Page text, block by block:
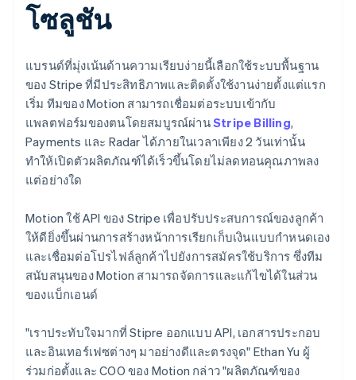
โซลูชัน
แบรนด์ที่มุ่งเน้นด้านความเรียบง่ายนี้เลือกใช้ระบบพื้นฐาน
ของ Stripe ที่มีประสิทธิภาพและติดตั้งใช้งานง่ายตั้งแต่แรก
เริ่ม ทีมของ Motion สามารถเชื่อมต่อระบบเข้ากับ
แพลตฟอร์มของตนโดยสมบูรณ์ผ่านStripe Billing,
Payments และ Radar ได้ภายในเวลาเพียง 2 วันเท่านั้น
ทำให้เปิดตัวผลิตภัณฑ์ได้เร็วขึ้นโดยไม่ลดทอนคุณภาพลง
แต่อย่างใด
Motion ใช้ API ของ Stripe เพื่อปรับประสบการณ์ของลูกค้า
ให้ดียิ่งขึ้นผ่านการสร้างหน้าการเรียกเก็บเงินแบบกำหนดเอง
และเชื่อมต่อโปรไฟล์ลูกค้าไปยังการสมัครใช้บริการ ซึ่งทีม
สนับสนุนของ Motion สามารถจัดการและแก้ไขได้ในส่วน
ของแบ็กเอนด์
"เราประทับใจมากที่ Stipre ออกแบบ API, เอกสารประกอบ
และอินเทอร์เฟซต่างๆ มาอย่างดีและตรงจุด" Ethan Yu ผู้
ร่วมก่อตั้งและ COO ของ Motion กล่าว "ผลิตภัณฑ์ของ